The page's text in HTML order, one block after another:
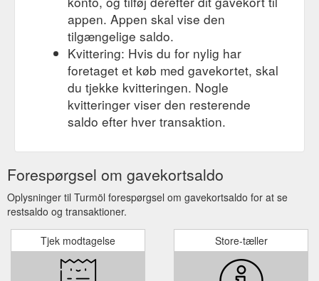
appen. Appen skal vise den
tilgængelige saldo.
Kvittering: Hvis du for nylig har
foretaget et køb med gavekortet, skal
du tjekke kvitteringen. Nogle
kvitteringer viser den resterende
saldo efter hver transaktion.
Forespørgsel om gavekortsaldo
Oplysninger til Turmöl forespørgsel om gavekortsaldo for at se
restsaldo og transaktioner.
Tjek modtagelse Store-tæller